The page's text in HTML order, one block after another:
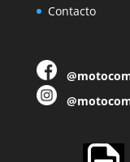
Contacto